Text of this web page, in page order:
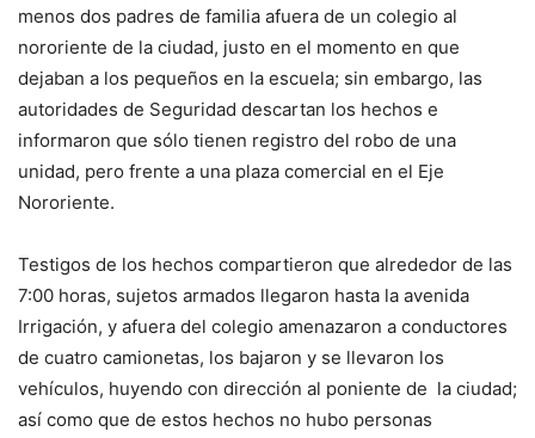
menos dos padres de familia afuera de un colegio al
nororiente de la ciudad, justo en el momento en que
dejaban a los pequeños en la escuela; sin embargo, las
autoridades de Seguridad descartan los hechos e
informaron que sólo tienen registro del robo de una
unidad, pero frente a una plaza comercial en el Eje
Nororiente.
Testigos de los hechos compartieron que alrededor de las
7:00 horas, sujetos armados llegaron hasta la avenida
Irrigación, y afuera del colegio amenazaron a conductores
de cuatro camionetas, los bajaron y se llevaron los
vehículos, huyendo con dirección al poniente de la ciudad;
así como que de estos hechos no hubo personas